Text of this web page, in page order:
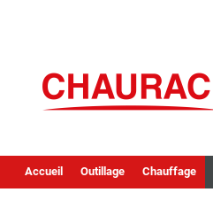
Accueil Outillage Chauffage